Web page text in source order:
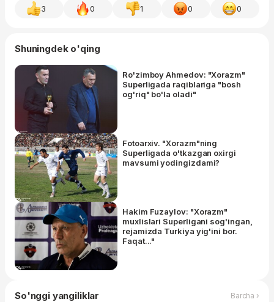
3 0 1 0 0
Shuningdek o'qing
Ro'zimboy Ahmedov: "Xorazm"
Superligada raqiblariga "bosh
og'riq" bo'la oladi"
Fotoarxiv. "Xorazm"ning
Superligada o'tkazgan oxirgi
mavsumi yodingizdami?
Hakim Fuzaylov: "Xorazm"
muxlislari Superligani sog'ingan,
rejamizda Turkiya yig'ini bor.
Faqat..."
So'nggi yangiliklar Barcha ›